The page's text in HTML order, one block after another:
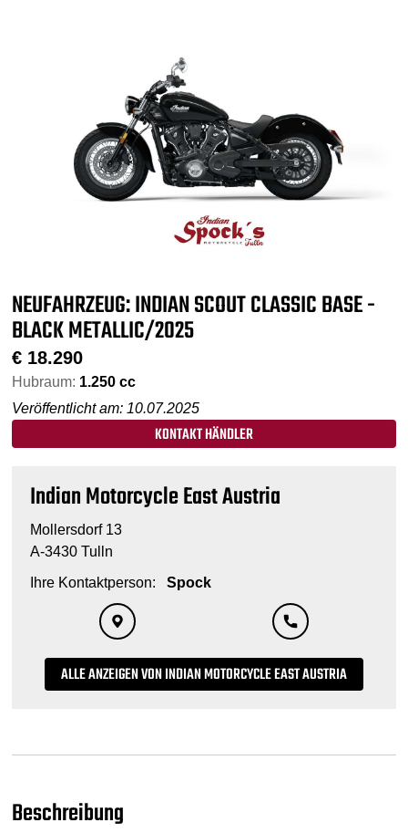
NEUFAHRZEUG: INDIAN SCOUT CLASSIC BASE -
BLACK METALLIC/2025
€ 18.290
Hubraum: 1.250 cc
Veröffentlicht am: 10.07.2025
KONTAKT HÄNDLER
Indian Motorcycle East Austria
Mollersdorf 13
A-3430 Tulln
Ihre Kontaktperson:
Spock
ALLE ANZEIGEN VON INDIAN MOTORCYCLE EAST AUSTRIA
Beschreibung